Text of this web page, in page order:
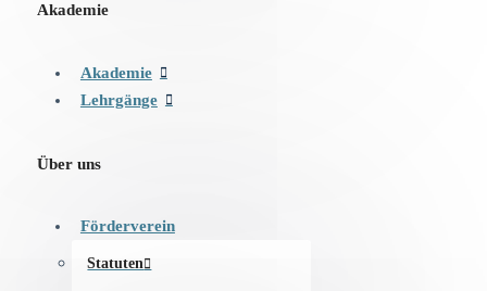
Akademie
Akademie
Lehrgänge
Über uns
Förderverein
Statuten